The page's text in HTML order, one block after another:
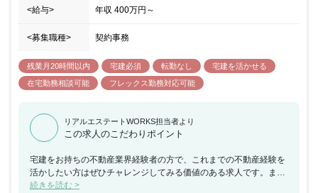
<給与> 年収 400万円 ～
<募集職種> 契約事務
残業月20時間以内 宅建必須 転勤なし
宅建を活かせる
在宅勤務相談可能
フレックス勤務対応可能
リアルエステートWORKS担当者より
この求人のこだわりポイント
宅建をお持ちの不動産業界経験者の方で、これまでの不動産経験を
活かしたい方はぜひチャレンジしてみる価値のある求人です。ま
た、関係部署、関係者とコミュニケーションを円滑に取ることが重
続きを読む >